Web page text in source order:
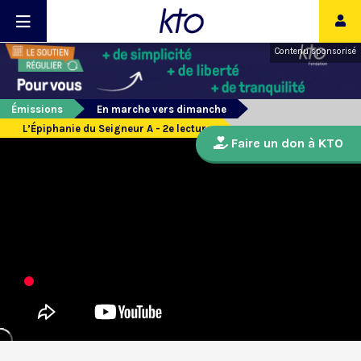
Contenu sponsorisé
Émissions
En marche vers dimanche
L’Épiphanie du Seigneur A - 2e lecture
Faire un don à KTO